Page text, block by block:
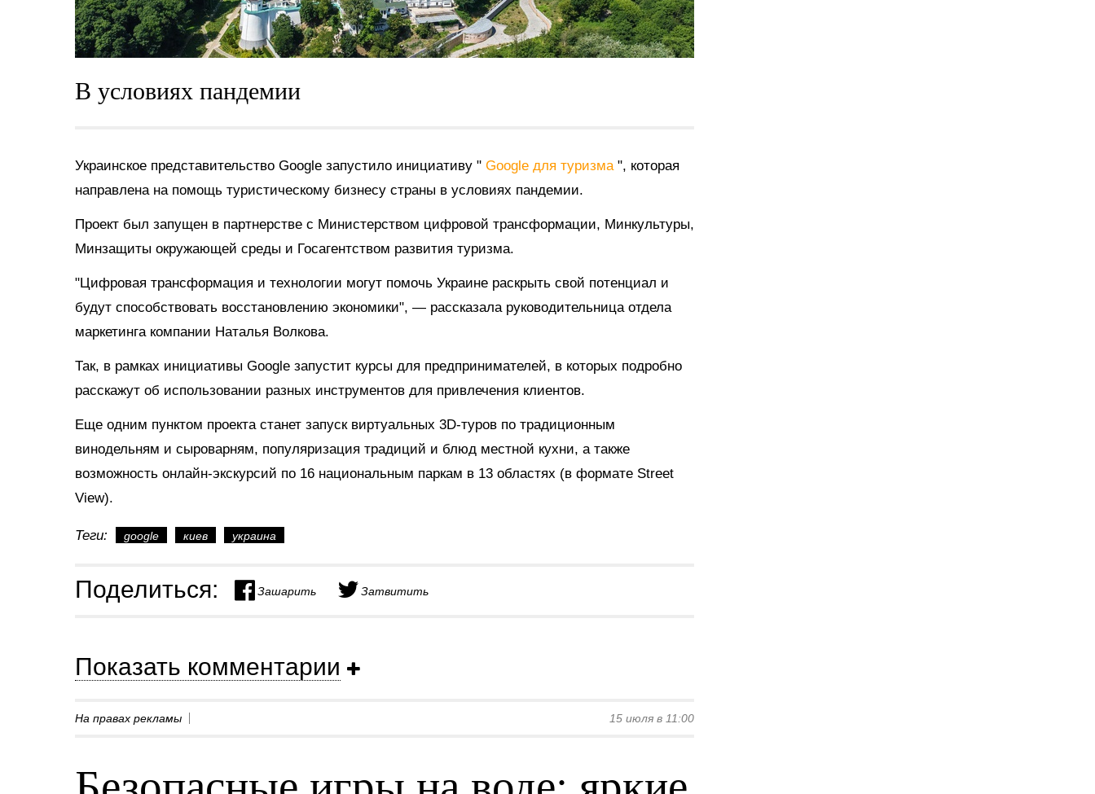
В условиях пандемии
Украинское представительство Google запустило инициативу " Google для туризма ", которая
направлена на помощь туристическому бизнесу страны в условиях пандемии.
Проект был запущен в партнерстве с Министерством цифровой трансформации, Минкультуры,
Минзащиты окружающей среды и Госагентством развития туризма.
"Цифровая трансформация и технологии могут помочь Украине раскрыть свой потенциал и
будут способствовать восстановлению экономики", — рассказала руководительница отдела
маркетинга компании Наталья Волкова.
Так, в рамках инициативы Google запустит курсы для предпринимателей, в которых подробно
расскажут об использовании разных инструментов для привлечения клиентов.
Еще одним пунктом проекта станет запуск виртуальных 3D-туров по традиционным
винодельням и сыроварням, популяризация традиций и блюд местной кухни, а также
возможность онлайн-экскурсий по 16 национальным паркам в 13 областях (в формате Street
View).
Теги: google киев украина
Поделиться: Зашарить Затвитить
Показать комментарии
На правах рекламы 15 июля в 11:00